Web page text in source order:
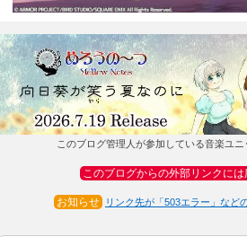
このブログ管理人が参加している音楽ユ
このブログからの外部リンクに
お知らせ リンク先が「503エラー」など